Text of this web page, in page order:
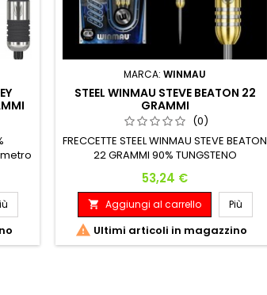
MARCA: WINMAU
STEEL WINMAU STEVE BEATON 22
GRAMMI
(0)
FRECCETTE STEEL WINMAU STEVE BEATON
22 GRAMMI 90% TUNGSTENO
Prezzo
53,24 €
 Aggiungi al carrello Più
 Ultimi articoli in magazzino